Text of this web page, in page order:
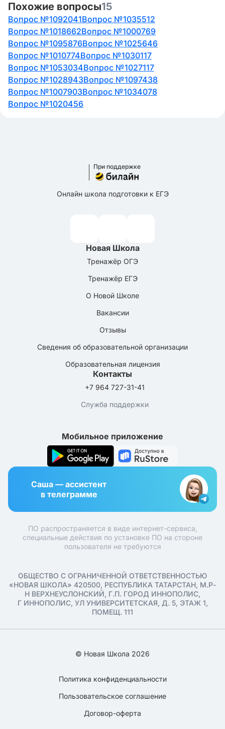
Похожие вопросы15
Вопрос №1092041Вопрос №1035512
Вопрос №1018662Вопрос №1000769
Вопрос №1095876Вопрос №1025646
Вопрос №1010774Вопрос №1030117
Вопрос №1053034Вопрос №1027117
Вопрос №1028943Вопрос №1097438
Вопрос №1007903Вопрос №1034078
Вопрос №1020456
При поддержке
Онлайн школа подготовки к ЕГЭ
Новая Школа
Тренажёр ОГЭ
Тренажёр ЕГЭ
О Новой Школе
Вакансии
Отзывы
Сведения об образовательной организации
Образовательная лицензия
Контакты
+7 964 727-31-41
Служба поддержки
Мобильное приложение
Саша — ассистент
в телеграмме
ПО распространяется в виде интернет-сервиса,
специальные действия по установке ПО на стороне
пользователя не требуются
ОБЩЕСТВО С ОГРАНИЧЕННОЙ ОТВЕТСТВЕННОСТЬЮ
«НОВАЯ ШКОЛА» 420500, РЕСПУБЛИКА ТАТАРСТАН, М.Р-
Н ВЕРХНЕУСЛОНСКИЙ, Г.П. ГОРОД ИННОПОЛИС,
Г ИННОПОЛИС, УЛ УНИВЕРСИТЕТСКАЯ, Д. 5, ЭТАЖ 1,
ПОМЕЩ. 111
© Новая Школа 2026
Политика конфиденциальности
Пользовательское соглашение
Договор-оферта